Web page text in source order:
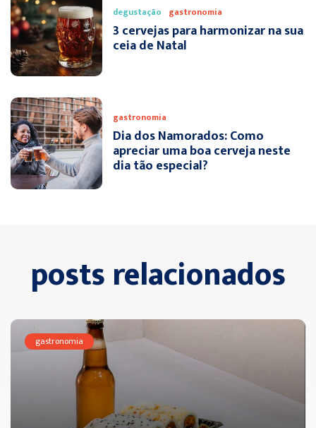
degustação gastronomia
3 cervejas para harmonizar na sua
ceia de Natal
gastronomia
Dia dos Namorados: Como
apreciar uma boa cerveja neste
dia tão especial?
posts relacionados
gastronomia